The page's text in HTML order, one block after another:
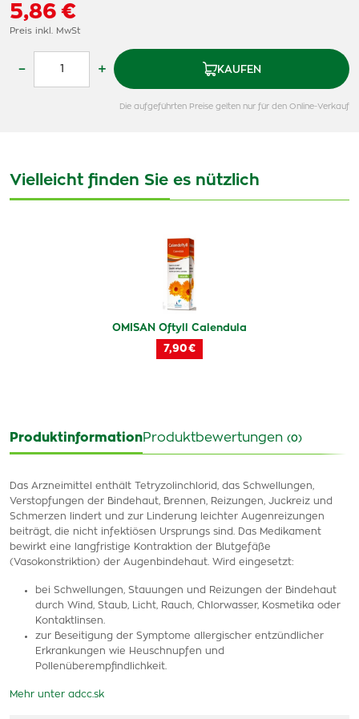
5,86 €
Preis inkl. MwSt
– + KAUFEN
Die aufgeführten Preise gelten nur für den Online-Verkauf
Vielleicht finden Sie es nützlich
OMISAN Oftyll Calendula
7,90 €
ProduktinformationProduktbewertungen (0)
Das Arzneimittel enthält Tetryzolinchlorid, das Schwellungen,
Verstopfungen der Bindehaut, Brennen, Reizungen, Juckreiz und
Schmerzen lindert und zur Linderung leichter Augenreizungen
beiträgt, die nicht infektiösen Ursprungs sind. Das Medikament
bewirkt eine langfristige Kontraktion der Blutgefäße
(Vasokonstriktion) der Augenbindehaut. Wird eingesetzt:
bei Schwellungen, Stauungen und Reizungen der Bindehaut
durch Wind, Staub, Licht, Rauch, Chlorwasser, Kosmetika oder
Kontaktlinsen.
zur Beseitigung der Symptome allergischer entzündlicher
Erkrankungen wie Heuschnupfen und
Pollenüberempfindlichkeit.
Mehr unter adcc.sk